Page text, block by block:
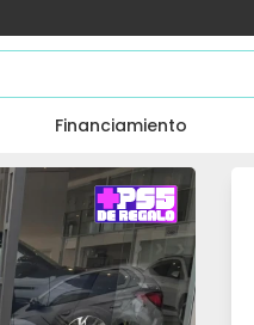
Financiamiento